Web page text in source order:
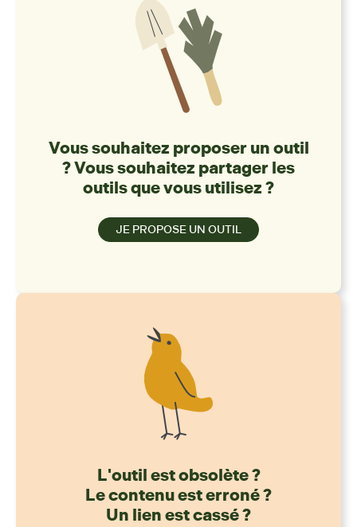
Vous souhaitez proposer un outil
? Vous souhaitez partager les
outils que vous utilisez ?
JE PROPOSE UN OUTIL
L'outil est obsolète ?
Le contenu est erroné ?
Un lien est cassé ?